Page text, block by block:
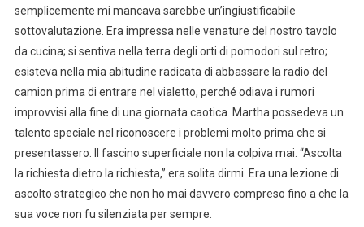
semplicemente mi mancava sarebbe un’ingiustificabile
sottovalutazione. Era impressa nelle venature del nostro tavolo
da cucina; si sentiva nella terra degli orti di pomodori sul retro;
esisteva nella mia abitudine radicata di abbassare la radio del
camion prima di entrare nel vialetto, perché odiava i rumori
improvvisi alla fine di una giornata caotica. Martha possedeva un
talento speciale nel riconoscere i problemi molto prima che si
presentassero. Il fascino superficiale non la colpiva mai. “Ascolta
la richiesta dietro la richiesta,” era solita dirmi. Era una lezione di
ascolto strategico che non ho mai davvero compreso fino a che la
sua voce non fu silenziata per sempre.